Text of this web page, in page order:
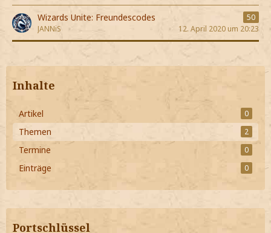
Wizards Unite: Freundescodes
50
JANNiS
12. April 2020 um 20:23
Inhalte
Artikel 0
Themen 2
Termine 0
Einträge 0
Portschlüssel